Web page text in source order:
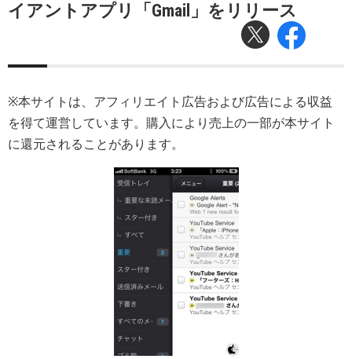
イアントアプリ「Gmail」をリリース
※本サイトは、アフィリエイト広告および広告による収益
を得て運営しています。購入により売上の一部が本サイト
に還元されることがあります。